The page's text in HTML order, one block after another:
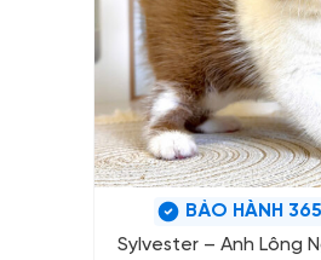
BẢO HÀNH
Sylvester – Anh Lông